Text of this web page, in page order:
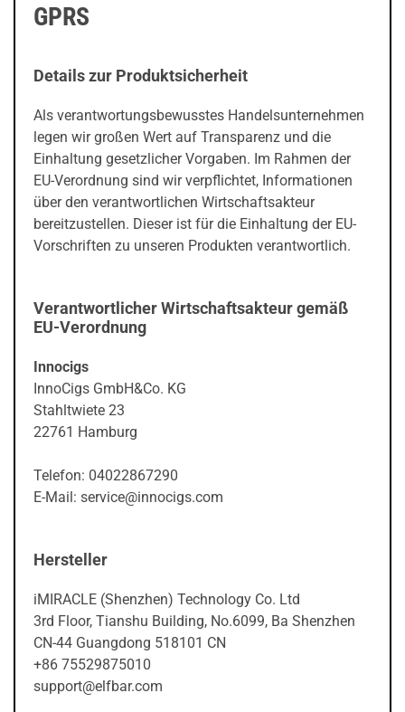
GPRS
Details zur Produktsicherheit
Als verantwortungsbewusstes Handelsunternehmen
legen wir großen Wert auf Transparenz und die
Einhaltung gesetzlicher Vorgaben. Im Rahmen der
EU-Verordnung sind wir verpflichtet, Informationen
über den verantwortlichen Wirtschaftsakteur
bereitzustellen. Dieser ist für die Einhaltung der EU-
Vorschriften zu unseren Produkten verantwortlich.
Verantwortlicher Wirtschaftsakteur gemäß
EU-Verordnung
Innocigs
InnoCigs GmbH&Co. KG
Stahltwiete 23
22761 Hamburg
Telefon: 04022867290
E-Mail: service@innocigs.com
Hersteller
iMIRACLE (Shenzhen) Technology Co. Ltd
3rd Floor, Tianshu Building, No.6099, Ba Shenzhen
CN-44 Guangdong 518101 CN
+86 75529875010
support@elfbar.com